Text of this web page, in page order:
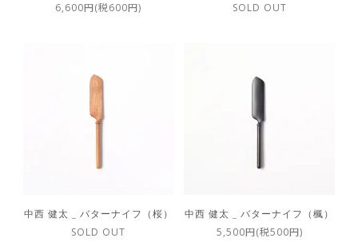
6,600円(税600円)
SOLD OUT
中西 健太 _ バターナイフ（桜）
SOLD OUT
中西 健太 _ バターナイフ（楓）
5,500円(税500円)